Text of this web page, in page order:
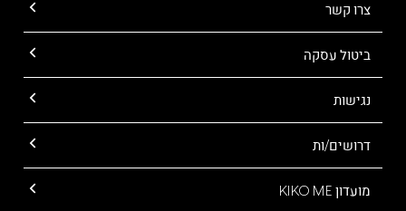
צרו קשר
ביטול עסקה
נגישות
דרושים/ות
מועדון KIKO ME